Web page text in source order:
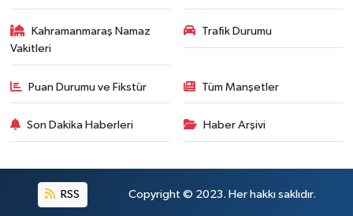
Kahramanmaraş Namaz
Vakitleri
Trafik Durumu
Puan Durumu ve Fikstür Tüm Manşetler
Son Dakika Haberleri Haber Arşivi
RSS Copyright © 2023. Her hakkı saklıdır.